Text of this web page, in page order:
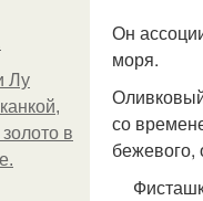
Лу
в
Он
моря.
со
бежевого,